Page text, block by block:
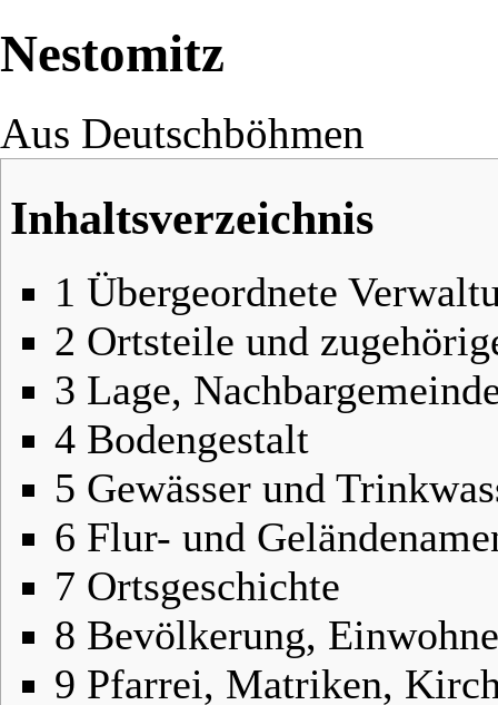
Nestomitz
Aus Deutschböhmen
Inhaltsverzeichnis
1 Übergeordnete
2 Ortsteile und
3 Lage,
4 Bodengestalt
5 Gewässer und
6 Flur- und
7 Ortsgeschichte
8 Bevölkerung,
9 Pfarrei, Matriken,